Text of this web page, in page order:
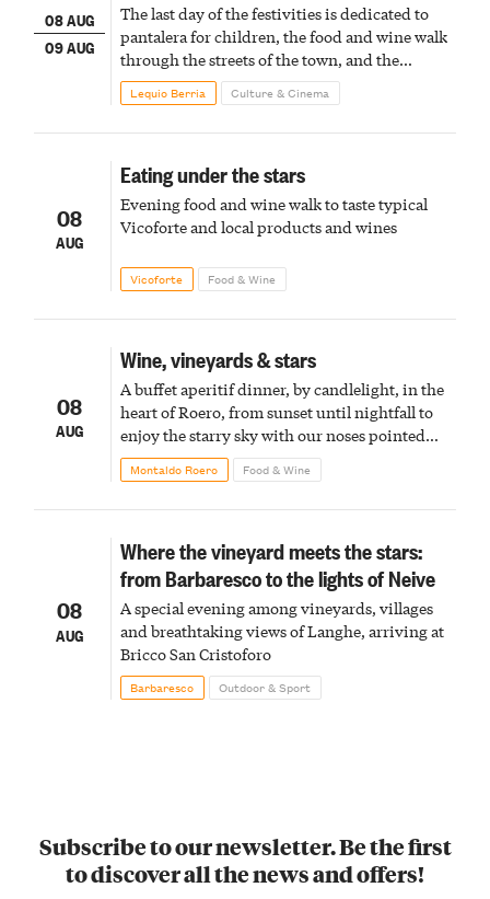
08 AUG
09 AUG
The last day of the festivities is dedicated to
pantalera for children, the food and wine walk
through the streets of the town, and the
fireworks finale
Lequio Berria Culture & Cinema
08
AUG
Eating under the stars
Evening food and wine walk to taste typical
Vicoforte and local products and wines
Vicoforte Food & Wine
08
AUG
Wine, vineyards & stars
A buffet aperitif dinner, by candlelight, in the
heart of Roero, from sunset until nightfall to
enjoy the starry sky with our noses pointed
upward
Montaldo Roero Food & Wine
08
AUG
Where the vineyard meets the stars:
from Barbaresco to the lights of Neive
A special evening among vineyards, villages
and breathtaking views of Langhe, arriving at
Bricco San Cristoforo
Barbaresco Outdoor & Sport
Subscribe to our newsletter. Be the first
to discover all the news and offers!